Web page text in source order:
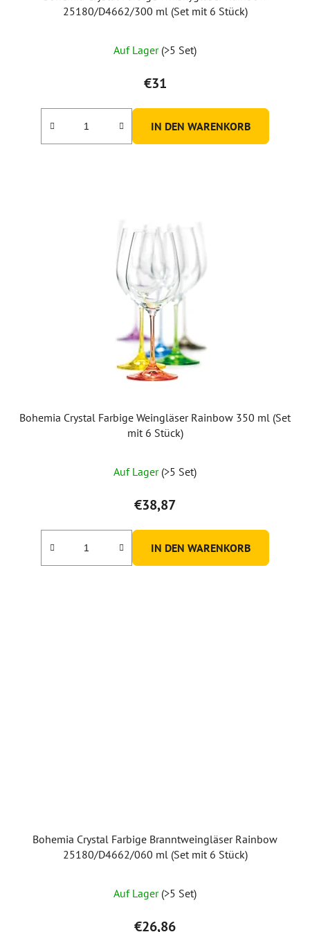
25180/D4662/300 ml (Set mit 6 Stück)
Auf Lager (>5 Set)
€31
IN DEN WARENKORB
Bohemia Crystal Farbige Weingläser Rainbow 350 ml (Set
mit 6 Stück)
durchschnittliche
Produktbewertung
ist
5,0
von
Auf Lager (>5 Set)
€38,87
IN DEN WARENKORB
Bohemia Crystal Farbige Branntweingläser Rainbow
25180/D4662/060 ml (Set mit 6 Stück)
Auf Lager (>5 Set)
€26,86